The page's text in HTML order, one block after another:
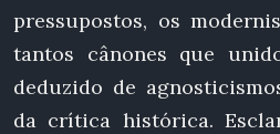
pressupostos, os
tantos cânones que
deduzido de
da crítica histórica.